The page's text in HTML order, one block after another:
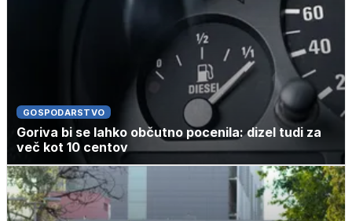
GOSPODARSTVO
Goriva bi se lahko občutno pocenila: dizel tudi za
več kot 10 centov